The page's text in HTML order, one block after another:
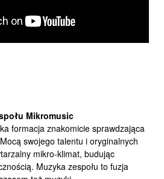
Mikromusic
formacja znakomicie sprawdzająca
swojego talentu i oryginalnych
mikro-klimat, budując
Muzyka zespołu to fuzja